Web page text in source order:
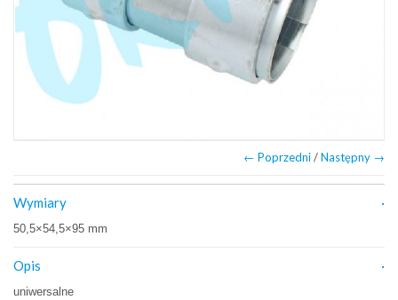
← Poprzedni/Następny →
Wymiary
50,5×54,5×95 mm
Opis
uniwersalne